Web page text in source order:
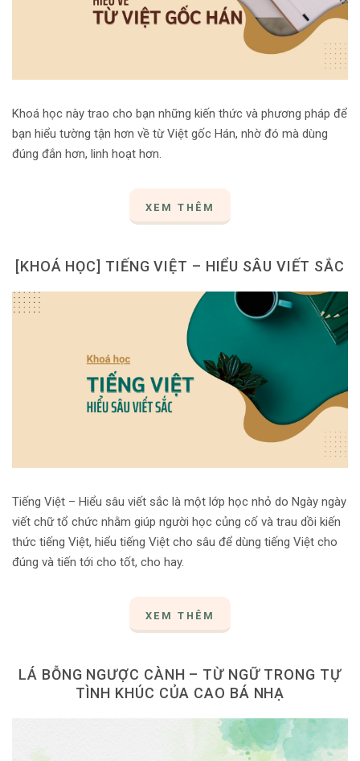
Khoá học này trao cho bạn những kiến thức và phương pháp để
bạn hiểu tường tận hơn về từ Việt gốc Hán, nhờ đó mà dùng
đúng đắn hơn, linh hoạt hơn.
XEM THÊM
[KHOÁ HỌC] TIẾNG VIỆT – HIỂU SÂU VIẾT SẮC
Tiếng Việt – Hiểu sâu viết sắc là một lớp học nhỏ do Ngày ngày
viết chữ tổ chức nhằm giúp người học củng cố và trau dồi kiến
thức tiếng Việt, hiểu tiếng Việt cho sâu để dùng tiếng Việt cho
đúng và tiến tới cho tốt, cho hay.
XEM THÊM
LÁ BỖNG NGƯỢC CÀNH – TỪ NGỮ TRONG TỰ
TÌNH KHÚC CỦA CAO BÁ NHẠ